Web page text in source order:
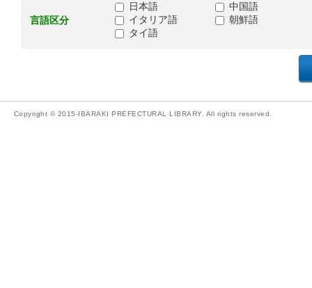
言語区分
日本語
中国語
イタリア語
朝鮮語
タイ語
Copyright © 2015-IBARAKI PREFECTURAL LIBRARY. All rights reserved.